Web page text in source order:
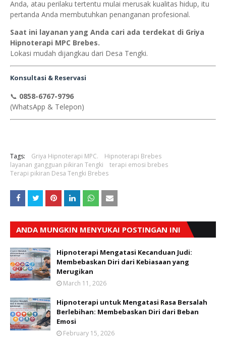
Anda, atau perilaku tertentu mulai merusak kualitas hidup, itu
pertanda Anda membutuhkan penanganan profesional.
Saat ini layanan yang Anda cari ada terdekat di Griya
Hipnoterapi MPC Brebes.
Lokasi mudah dijangkau dari Desa Tengki.
Konsultasi & Reservasi
📞 0858-6767-9796
(WhatsApp & Telepon)
Tags: Griya Hipnoterapi MPC.
Hipnoterapi Brebes
layanan gangguan pikiran Tengki
terapi emosi brebes
Terapi pikiran Desa Tengki Brebes
ANDA MUNGKIN MENYUKAI POSTINGAN INI
Hipnoterapi Mengatasi Kecanduan Judi:
Membebaskan Diri dari Kebiasaan yang
Merugikan
March 11, 2026
Hipnoterapi untuk Mengatasi Rasa Bersalah
Berlebihan: Membebaskan Diri dari Beban
Emosi
February 15, 2026